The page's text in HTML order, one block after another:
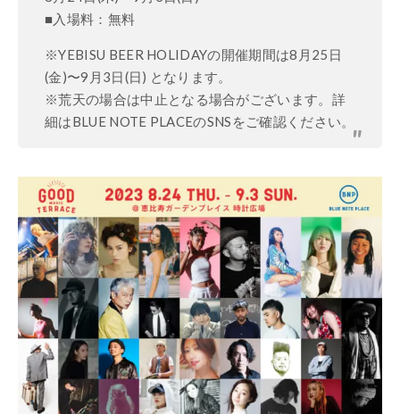
■入場料：無料
※YEBISU BEER HOLIDAYの開催期間は8月25日
(金)〜9月3日(日) となります。
※荒天の場合は中止となる場合がございます。詳
細はBLUE NOTE PLACEのSNSをご確認ください。